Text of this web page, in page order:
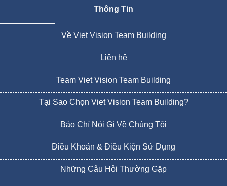
Thông Tin
Về Viet Vision Team Building
Liên hệ
Team Viet Vision Team Building
Tại Sao Chọn Viet Vision Team Building?
Báo Chí Nói Gì Về Chúng Tôi
Điều Khoản & Điều Kiện Sử Dụng
Những Câu Hỏi Thường Gặp